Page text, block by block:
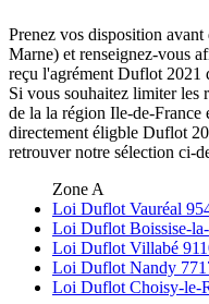
Prenez vos disposition
Marne) et renseignez-vous
reçu l'agrément Duflot 2021
Si vous souhaitez limiter les
de la la région Ile-de-France
directement éligble Duflot
retrouver notre sélection ci-
Zone A
Loi Duflot Vauréal
Loi Duflot Boissise-
Loi Duflot Villabé
Loi Duflot Nandy
Loi Duflot Choisy-le-